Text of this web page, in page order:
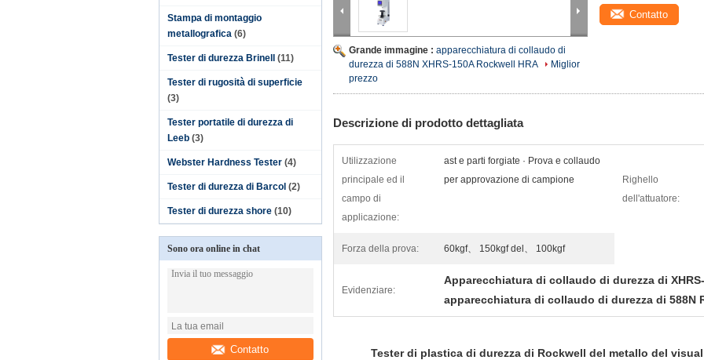
Stampa di montaggio
metallografica (6)
Tester di durezza Brinell (11)
Tester di rugosità di superficie
(3)
Tester portatile di durezza di
Leeb (3)
Webster Hardness Tester (4)
Tester di durezza di Barcol (2)
Tester di durezza shore (10)
Sono ora online in chat
Contatto
Grande immagine : apparecchiatura di collaudo di
durezza di 588N XHRS-150A Rockwell HRA
Miglior
prezzo
Contatto
Descrizione di prodotto dettagliata
Utilizzazione
principale ed il
campo di
applicazione:
ast e parti forgiate · Prova e collaudo
per approvazione di campione
Righello
dell'attuatore:
Forza della prova: 60kgf、 150kgf del、 100kgf
Evidenziare:
Apparecchiatura di collaudo di durezza di
apparecchiatura di collaudo di durezza di 588N
Tester di plastica di durezza di Rockwell del metallo del